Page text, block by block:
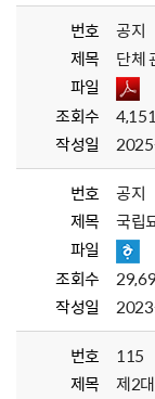
번호
공지
제목
단체
파일
조회수
4,151
작성일
번호
공지
제목
국립
파일
조회수
작성일
번호
115
제목
제2